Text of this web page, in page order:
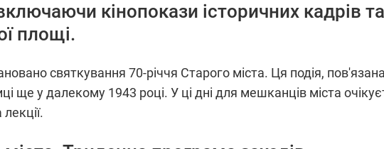
кінопокази історичних кадрів
площі.
святкування 70-річчя Старого міста. Ця подія,
ще у далекому 1943 році. У ці дні для мешканців міста